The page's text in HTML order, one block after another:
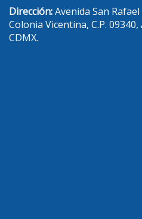
Dirección:Avenida San
Colonia Vicentina, C.P.
CDMX.